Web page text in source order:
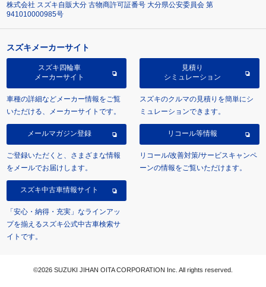
株式会社 スズキ自販大分 古物商許可証番号 大分県公安委員会 第
941010000985号
スズキメーカーサイト
スズキ四輪車
メーカーサイト
車種の詳細などメーカー情報をご覧
いただける、メーカーサイトです。
見積り
シミュレーション
スズキのクルマの見積りを簡単にシ
ミュレーションできます。
メールマガジン登録
ご登録いただくと、さまざまな情報
をメールでお届けします。
リコール等情報
リコール/改善対策/サービスキャンペ
ーンの情報をご覧いただけます。
スズキ中古車情報サイト
「安心・納得・充実」なラインアッ
プを揃えるスズキ公式中古車検索サ
イトです。
©2026 SUZUKI JIHAN OITA CORPORATION Inc. All rights reserved.